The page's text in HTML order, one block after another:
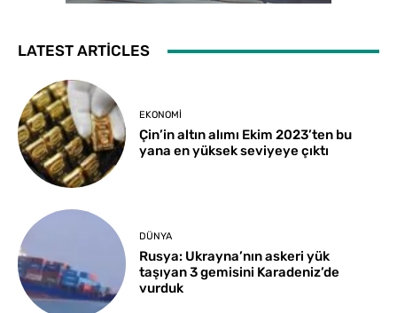
LATEST ARTICLES
EKONOMI
Çin’in altın alımı Ekim 2023’ten bu
yana en yüksek seviyeye çıktı
DÜNYA
Rusya: Ukrayna’nın askeri yük
taşıyan 3 gemisini Karadeniz’de
vurduk